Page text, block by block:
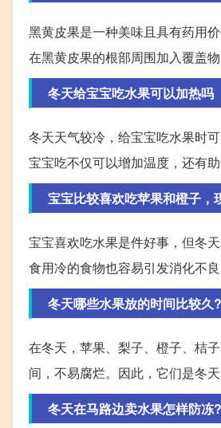
黑黄皮果是一种美味且具有药用
在黑黄皮果的根部周围加入覆盖
冬天给宝宝吃水果可以加热吗
冬天天气较冷，给宝宝吃水果时
宝宝吃不仅可以增加温度，还有助
宝宝比较喜欢吃苹果和橙子，
宝宝喜欢吃水果是件好事，但冬
食用冷的食物也容易引发消化不
冬天哪些水果放的时间比较久?
在冬天，苹果、梨子、橙子、桔
间，不易腐烂。因此，它们是冬
冬天在马路边卖水果怎样防冻?